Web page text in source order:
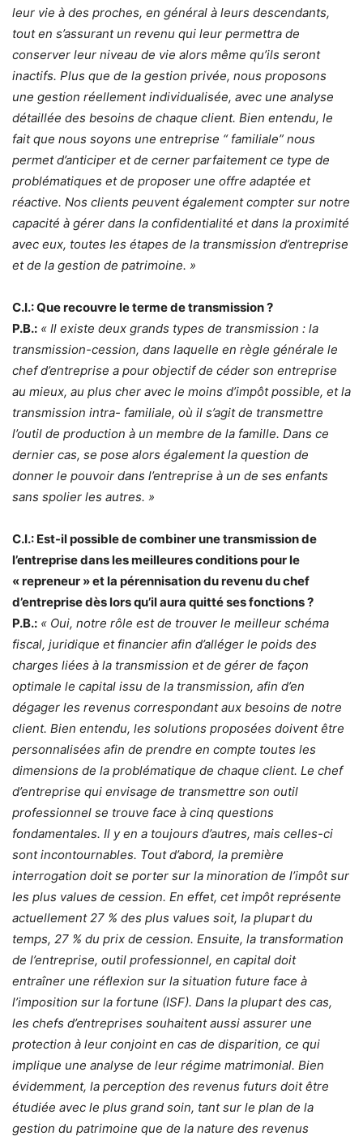
leur vie à des proches, en général à leurs descendants,
tout en s’assurant un revenu qui leur permettra de
conserver leur niveau de vie alors même qu’ils seront
inactifs. Plus que de la gestion privée, nous proposons
une gestion réellement individualisée, avec une analyse
détaillée des besoins de chaque client. Bien entendu, le
fait que nous soyons une entreprise “ familiale” nous
permet d’anticiper et de cerner parfaitement ce type de
problématiques et de proposer une offre adaptée et
réactive. Nos clients peuvent également compter sur notre
capacité à gérer dans la confidentialité et dans la proximité
avec eux, toutes les étapes de la transmission d’entreprise
et de la gestion de patrimoine. »
C.I.: Que recouvre le terme de transmission ?
P.B.: « Il existe deux grands types de transmission : la
transmission-cession, dans laquelle en règle générale le
chef d’entreprise a pour objectif de céder son entreprise
au mieux, au plus cher avec le moins d’impôt possible, et la
transmission intra- familiale, où il s’agit de transmettre
l’outil de production à un membre de la famille. Dans ce
dernier cas, se pose alors également la question de
donner le pouvoir dans l’entreprise à un de ses enfants
sans spolier les autres. »
C.I.: Est-il possible de combiner une transmission de
l’entreprise dans les meilleures conditions pour le
« repreneur » et la pérennisation du revenu du chef
d’entreprise dès lors qu’il aura quitté ses fonctions ?
P.B.: « Oui, notre rôle est de trouver le meilleur schéma
fiscal, juridique et financier afin d’alléger le poids des
charges liées à la transmission et de gérer de façon
optimale le capital issu de la transmission, afin d’en
dégager les revenus correspondant aux besoins de notre
client. Bien entendu, les solutions proposées doivent être
personnalisées afin de prendre en compte toutes les
dimensions de la problématique de chaque client. Le chef
d’entreprise qui envisage de transmettre son outil
professionnel se trouve face à cinq questions
fondamentales. Il y en a toujours d’autres, mais celles-ci
sont incontournables. Tout d’abord, la première
interrogation doit se porter sur la minoration de l’impôt sur
les plus values de cession. En effet, cet impôt représente
actuellement 27 % des plus values soit, la plupart du
temps, 27 % du prix de cession. Ensuite, la transformation
de l’entreprise, outil professionnel, en capital doit
entraîner une réflexion sur la situation future face à
l’imposition sur la fortune (ISF). Dans la plupart des cas,
les chefs d’entreprises souhaitent aussi assurer une
protection à leur conjoint en cas de disparition, ce qui
implique une analyse de leur régime matrimonial. Bien
évidemment, la perception des revenus futurs doit être
étudiée avec le plus grand soin, tant sur le plan de la
gestion du patrimoine que de la nature des revenus